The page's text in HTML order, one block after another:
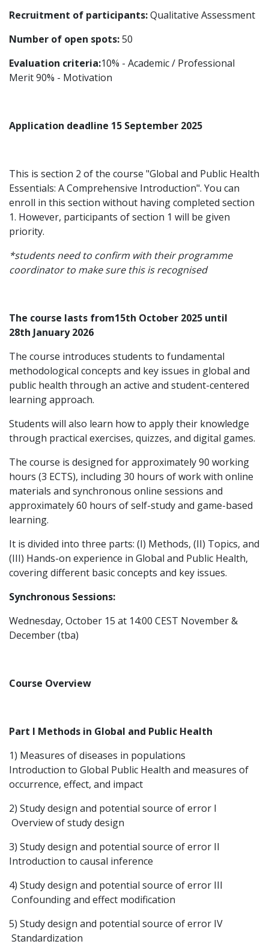
Recruitment of participants:Qualitative Assessment
Number of open spots:50
Evaluation criteria:10% - Academic / Professional
Merit 90% - Motivation
Application deadline 15 September 2025
This is section 2 of the course "Global and Public Health
Essentials: A Comprehensive Introduction". You can
enroll in this section without having completed section
1. However, participants of section 1 will be given
priority.
*students need to confirm with their programme
coordinator to make sure this is recognised
The course lasts from15th October 2025 until
28th January 2026
The course introduces students to fundamental
methodological concepts and key issues in global and
public health through an active and student-centered
learning approach.
Students will also learn how to apply their knowledge
through practical exercises, quizzes, and digital games.
The course is designed for approximately 90 working
hours (3 ECTS), including 30 hours of work with online
materials and synchronous online sessions and
approximately 60 hours of self-study and game-based
learning.
It is divided into three parts: (I) Methods, (II) Topics, and
(III) Hands-on experience in Global and Public Health,
covering different basic concepts and key issues.
Synchronous Sessions:
Wednesday, October 15 at 14:00 CEST November &
December (tba)
Course Overview
Part I Methods in Global and Public Health
1) Measures of diseases in populations
Introduction to Global Public Health and measures of
occurrence, effect, and impact
2) Study design and potential source of error I
Overview of study design
3) Study design and potential source of error II
Introduction to causal inference
4) Study design and potential source of error III
Confounding and effect modification
5) Study design and potential source of error IV
Standardization